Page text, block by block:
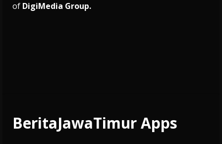
of DigiMedia Group.
BeritaJawaTimur Apps